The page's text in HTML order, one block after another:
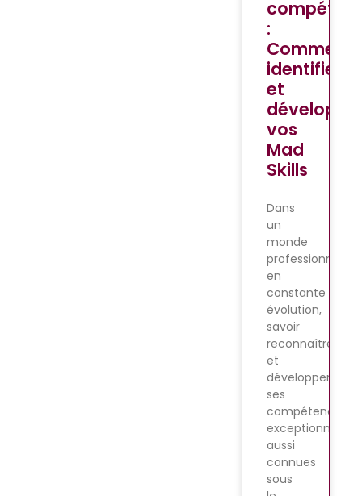
:
Comment
identifier
et
vos
Mad
Skills
Dans
un
monde
professionnel
en
constante
évolution,
savoir
reconnaître
et
développer
ses
compétences
exceptionnelles,
aussi
connues
sous